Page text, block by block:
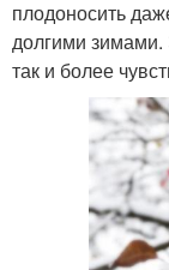
плодоносить
долгими зимами.
так и более